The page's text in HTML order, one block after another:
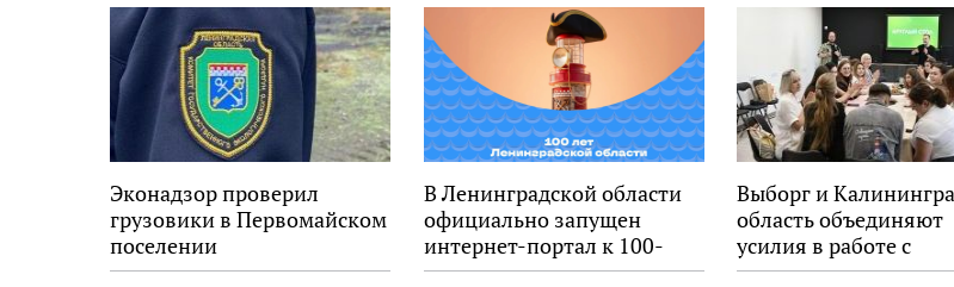
Эконадзор проверил
грузовики в Первомайском
поселении
В Ленинградской области
официально запущен
интернет-портал к 100-
летию региона
Выборг и
область объединяют
усилия в работе с
молодёжью